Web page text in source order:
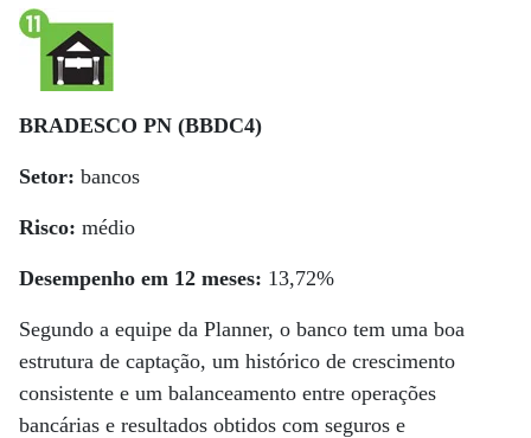
BRADESCO PN (BBDC4)
Setor: bancos
Risco: médio
Desempenho em 12 meses: 13,72%
Segundo a equipe da Planner, o banco tem uma boa
estrutura de captação, um histórico de crescimento
consistente e um balanceamento entre operações
bancárias e resultados obtidos com seguros e